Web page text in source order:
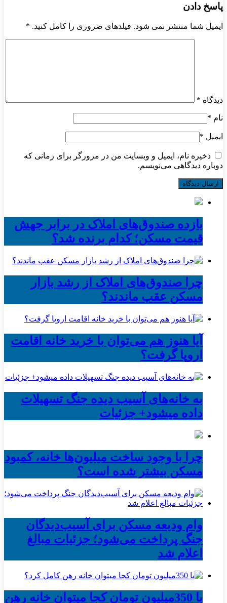
پاسخ دادن
ایمیل شما منتشر نمی شود. فیلدهای ضروری را کامل کنید. *
دیدگاه *
نام *
ایمیل *
ذخیره نام، ایمیل و وبسایت من در مرورگر برای زمانی که
دوباره دیدگاهی می‌نویسم.
بازده صندوق‌های املاک در برابر جهش
قیمت مسکن؛ کدام برنده شد؟
چرا صندوق‌های املاک از رشد بازار
مسکن عقب ماندند؟
آیا هنوز هم می‌توان با خرید خانه اقامت
اروپا گرفت؟
به خانه‌های آسیب دیده جنگ تسهیلات
داده میشود+ جزئیات
چرا با وجود ساخت میلیون‌ها خانه، کمبود
مسکن بیشتر شده است؟
وام ودیعه مسکن برای آسیب‌دیدگان
جنگ پرداخت می‌شود؛ جزئیات مبالغ
اعلام شد
با 350میلیون تومان کجا میتوان خانه رهن